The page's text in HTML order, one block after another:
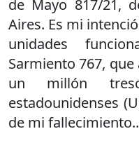
de Mayo 817/21,
Aires. Es mi
unidades
Sarmiento 767,
un millón
estadounidenses
de mi